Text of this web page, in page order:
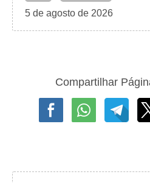
5 de agosto de 2026
Compartilhar